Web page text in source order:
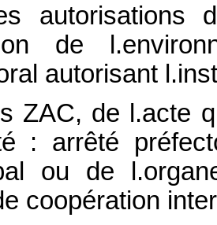
autorisations
de
autorisant
ZAC, de l.acte
: arrêté
ou de
coopération